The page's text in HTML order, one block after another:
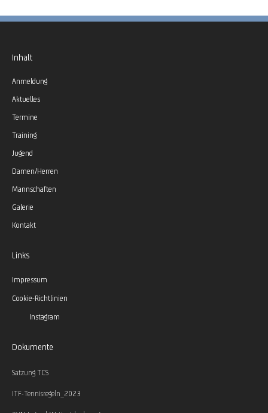
Inhalt
Anmeldung
Aktuelles
Termine
Training
Jugend
Damen/Herren
Mannschaften
Galerie
Kontakt
Links
Impressum
Cookie-Richtlinien
Instagram
Dokumente
Satzung TCS
ITF-Tennisregeln_2023